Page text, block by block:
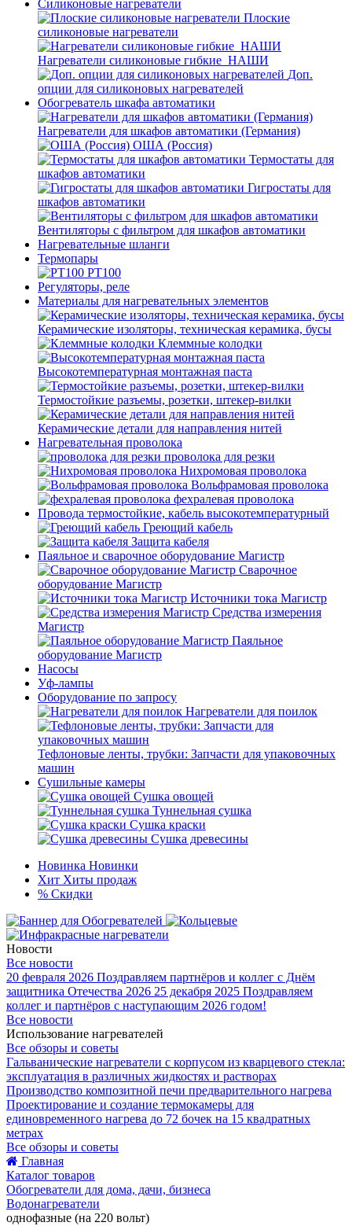
Силиконовые нагреватели
Плоские
силиконовые нагреватели
Нагреватели силиконовые гибкие_НАШИ
Доп.
опции для силиконовых нагревателей
Обогреватель шкафа автоматики
Нагреватели для шкафов автоматики (Германия)
ОША (Россия)
Термостаты для
шкафов автоматики
Гигростаты для
шкафов автоматики
Вентиляторы с фильтром для шкафов автоматики
Нагревательные шланги
Термопары
PT100
Регуляторы, реле
Материалы для нагревательных элементов
Керамические изоляторы, техническая керамика, бусы
Клеммные колодки
Высокотемпературная монтажная паста
Термостойкие разъемы, розетки, штекер-вилки
Керамические детали для направления нитей
Нагревательная проволока
проволока для резки
Нихромовая проволока
Вольфрамовая проволока
фехралевая проволока
Провода термостойкие, кабель высокотемпературный
Греющий кабель
Защита кабеля
Паяльное и сварочное оборудование Магистр
Сварочное
оборудование Магистр
Источники тока Магистр
Средства измерения
Магистр
Паяльное
оборудование Магистр
Насосы
Уф-лампы
Оборудование по запросу
Нагреватели для поилок
Тефлоновые ленты, трубки: Запчасти для упаковочных
машин
Сушильные камеры
Сушка овощей
Туннельная сушка
Сушка краски
Сушка древесины
Новинка Новинки
Хит Хиты продаж
% Скидки
Новости
Все новости
20 февраля 2026 Поздравляем партнёров и коллег с Днём
защитника Отечества 2026 25 декабря 2025 Поздравляем
коллег и партнёров с наступающим 2026 годом!
Все новости
Использование нагревателей
Все обзоры и советы
Гальванические нагреватели с корпусом из кварцевого стекла:
эксплуатация в различных жидкостях и растворах
Производство композитной печи предварительного нагрева
Проектирование и создание термокамеры для
единовременного нагрева до 72 бочек на 15 квадратных
метрах
Все обзоры и советы
Главная
Каталог товаров
Обогреватели для дома, дачи, бизнеса
Водонагреватели
однофазные (на 220 вольт)